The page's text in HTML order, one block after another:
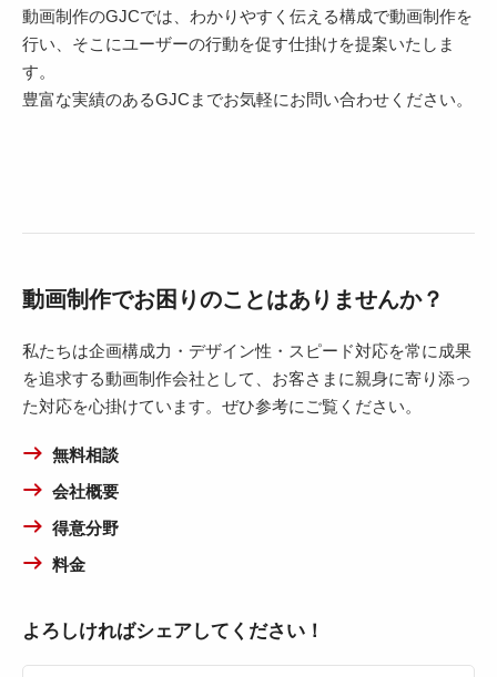
動画制作のGJCでは、わかりやすく伝える構成で動画制作を
行い、そこにユーザーの行動を促す仕掛けを提案いたしま
す。
豊富な実績のあるGJCまでお気軽にお問い合わせください。
動画制作でお困りのことはありませんか？
私たちは企画構成力・デザイン性・スピード対応を常に成果
を追求する動画制作会社として、お客さまに親身に寄り添っ
た対応を心掛けています。ぜひ参考にご覧ください。
無料相談
会社概要
得意分野
料金
よろしければシェアしてください！